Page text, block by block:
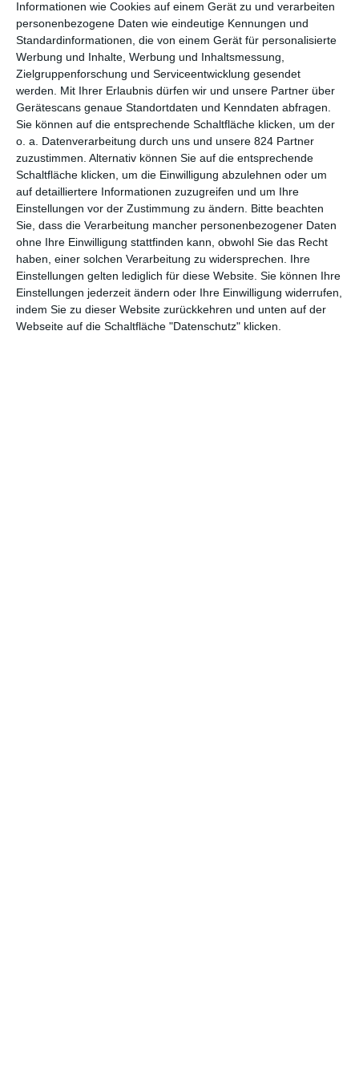
Informationen wie Cookies auf einem Gerät zu und verarbeiten
personenbezogene Daten wie eindeutige Kennungen und
Standardinformationen, die von einem Gerät für personalisierte
Werbung und Inhalte, Werbung und Inhaltsmessung,
Zielgruppenforschung und Serviceentwicklung gesendet
werden.
Mit Ihrer Erlaubnis dürfen wir und unsere Partner über
Gerätescans genaue Standortdaten und Kenndaten abfragen.
Sie können auf die entsprechende Schaltfläche klicken, um der
o. a. Datenverarbeitung durch uns und unsere 824 Partner
zuzustimmen. Alternativ können Sie auf die entsprechende
Schaltfläche klicken, um die Einwilligung abzulehnen oder um
auf detailliertere Informationen zuzugreifen und um Ihre
Einstellungen vor der Zustimmung zu ändern.
Bitte beachten
Sie, dass die Verarbeitung mancher personenbezogener Daten
ohne Ihre Einwilligung stattfinden kann, obwohl Sie das Recht
haben, einer solchen Verarbeitung zu widersprechen. Ihre
Einstellungen gelten lediglich für diese Website. Sie können Ihre
Einstellungen jederzeit ändern oder Ihre Einwilligung widerrufen,
indem Sie zu dieser Website zurückkehren und unten auf der
Webseite auf die Schaltfläche "Datenschutz" klicken.
offensichtlich Dan Sommerdahl – Tödliche Idylle , eine Reihe,
welche auf Büchern der dänischen KrimiautorinAnna Grue
basiert. Zumindest werden fleißig neue Filme produziert. Seit
2020 gibt es diese Reihe, jedes Jahr kommen vier weitere Teile
heraus. Jetzt ist es wieder so weit. Etwas mehr als ein Jahr nach
Family Affairsstartet die vierte Staffel bei uns, welche erneut
aus vier Spielfilmen besteht. Los geht es dabei mitMord und
Wein , bevor nächste WocheRave and Loveansteht.
Fans wird das freuen. Wer von den bisherigen Teilen nicht
überzeugt war, wird diese Meinung aber wohl kaum revidieren
müssen. Eine positive Entwicklung gibt es zwar zu vermelden:
Das ewig in die Breite gezogene Liebesdreieck zwischen Dan,
seiner Exfrau Marianne (Laura Drasbæk) und Kollege
Flemming, der dann mit Marianne zusammenkam, spielt in
Dan Sommerdahl – Tödliche Idylle: Mord und Wein keine
große Rolle mehr. Nur ganz zum Schluss wird noch einmal
ganz dick aufgetragen, um noch einmal eine Extraportion